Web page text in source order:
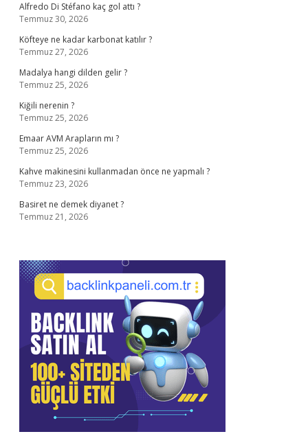
Alfredo Di Stéfano kaç gol attı ?
Temmuz 30, 2026
Köfteye ne kadar karbonat katılır ?
Temmuz 27, 2026
Madalya hangi dilden gelir ?
Temmuz 25, 2026
Kiğili nerenin ?
Temmuz 25, 2026
Emaar AVM Arapların mı ?
Temmuz 25, 2026
Kahve makinesini kullanmadan önce ne yapmalı ?
Temmuz 23, 2026
Basiret ne demek diyanet ?
Temmuz 21, 2026